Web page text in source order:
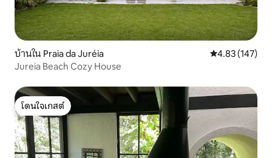
บ้านใน Praia da Juréia คะแนนเฉลี่ย
4.83 (147)
Jureia Beach Cozy House
โดนใจเกสต์
โดนใจเกสต์